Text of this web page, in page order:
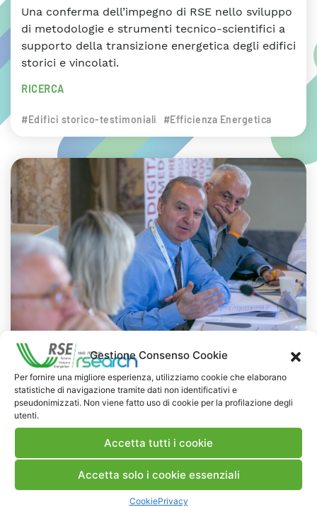
Gestione Consenso Cookie
Per fornire una migliore esperienza, utilizziamo cookie che elaborano
statistiche di navigazione tramite dati non identificativi e
pseudonimizzati. Non viene fatto uso di cookie per la profilazione degli
utenti.
Accetta tutti i cookie
Accetta solo i cookie essenziali
CookiePrivacy
Una conferma dell’impegno di RSE nello sviluppo
di metodologie e strumenti tecnico-scientifici a
supporto della transizione energetica degli edifici
storici e vincolati.
RICERCA
#Edifici storico-testimoniali #Efficienza Energetica
NEWS
29 LUGLIO 2026
Presentazione del Rapporto Innov-E
RSE è intervenuta sul tema dell’innovazione
energetica nell’ambito del convegno targato I-